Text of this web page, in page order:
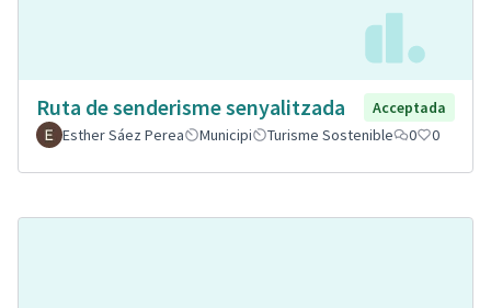
Ruta de senderisme senyalitzada
Acceptada
Esther Sáez Perea
Municipi Turisme Sostenible 0 0